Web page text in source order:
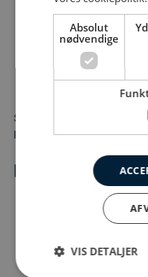
Flydende dansk i skrift
Mod til at sige tingene,
svært
Villighed til at hjælpe
Solid erfaring fra
personlighed og drive vejer
Det får du hos os
En rolle med reel
Kompetente kolleger
En hverdag med
Absolut
nødvendige
VIS DETALJER